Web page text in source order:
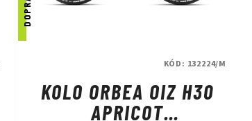
KOLO ORBEA OIZ H30
APRICOT
KÓD: 132224/M